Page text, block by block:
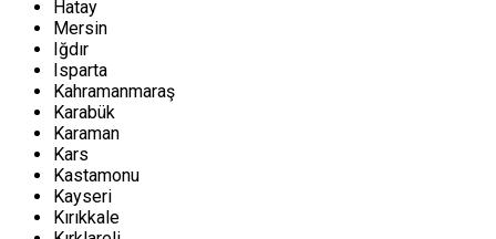
Hatay
Mersin
Iğdır
Isparta
Kahramanmaraş
Karabük
Karaman
Kars
Kastamonu
Kayseri
Kırıkkale